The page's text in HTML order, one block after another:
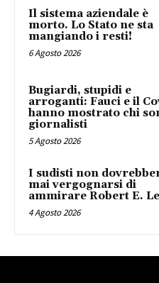
Il sistema aziendale è
morto. Lo Stato ne sta
mangiando i resti!
6 Agosto 2026
Bugiardi, stupidi e
arroganti: Fauci e il
hanno mostrato chi
giornalisti
5 Agosto 2026
I sudisti non
mai vergognarsi di
ammirare Robert E.
4 Agosto 2026